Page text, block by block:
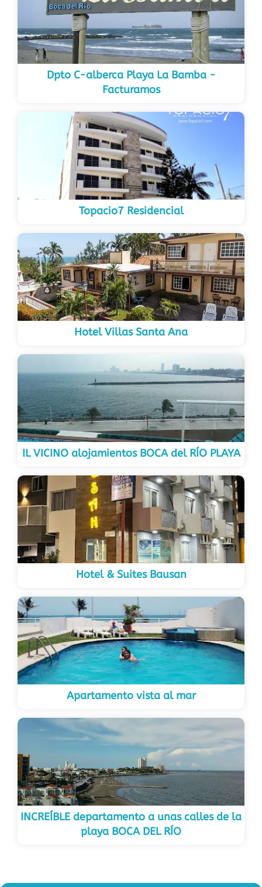
Dpto C-alberca Playa La Bamba -
Facturamos
Topacio7 Residencial
Hotel Villas Santa Ana
IL VICINO alojamientos BOCA del RÍO PLAYA
Hotel & Suites Bausan
Apartamento vista al mar
INCREÍBLE departamento a unas calles de la
playa BOCA DEL RÍO